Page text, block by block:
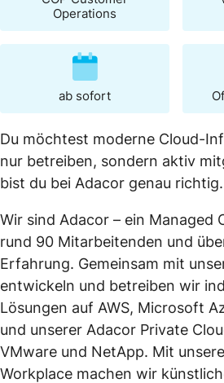
Operations
ab sofort
Du möchtest moderne Cloud-
nur betreiben, sondern aktiv
bist du bei Adacor genau richtig.
Wir sind Adacor – ein Managed
rund 90 Mitarbeitenden und
Erfahrung. Gemeinsam mit
entwickeln und betreiben wir
Lösungen auf AWS, Microsoft
und unserer Adacor Private
VMware und NetApp. Mit
Workplace machen wir